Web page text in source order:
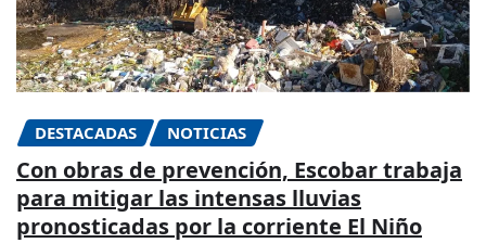
DESTACADAS NOTICIAS
Con obras de prevención, Escobar trabaja
para mitigar las intensas lluvias
pronosticadas por la corriente El Niño